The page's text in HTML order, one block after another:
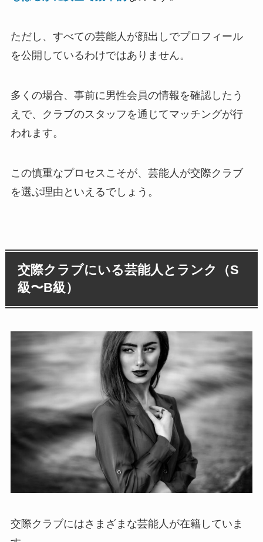
ただし、すべての芸能人が顔出しでプロフィール
を公開しているわけではありません。
多くの場合、事前に男性会員の情報を確認したう
えで、クラブのスタッフを通じてマッチングが行
われます。
この慎重なプロセスこそが、芸能人が交際クラブ
を選ぶ理由といえるでしょう。
交際クラブにいる芸能人とランク（S
級〜B級）
交際クラブにはさまざまな芸能人が在籍していま